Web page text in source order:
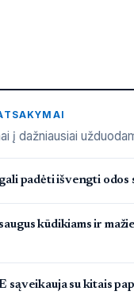
į dažniausiai
padėti išvengti odos
kūdikiams ir
sąveikauja su kitais